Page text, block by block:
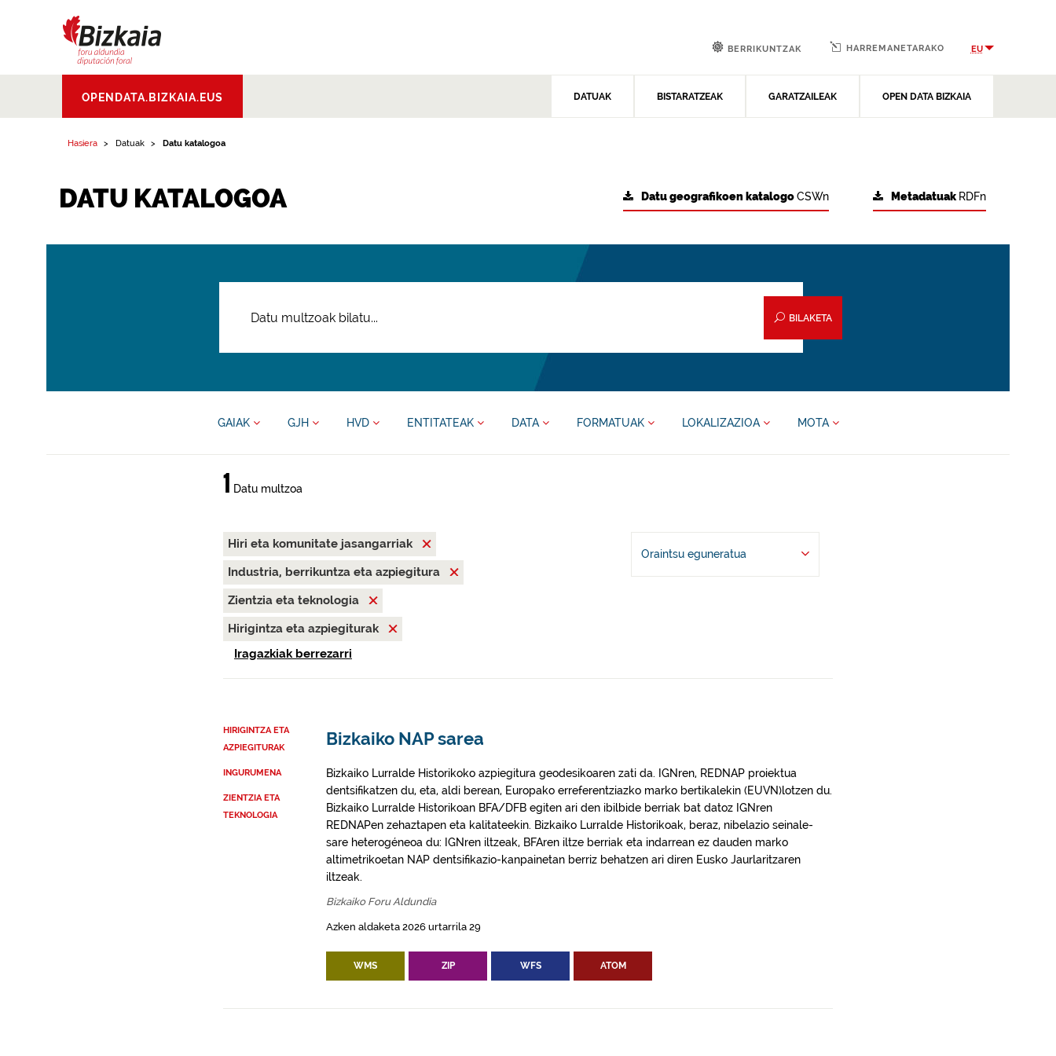
Aldundia.Diputacion
Foral de Bizkaia
OPENDATA.BIZKAIA.EUS DATUAK BISTARATZEAK GARATZAILEAK OPEN DATA BIZKAIA
BERRIKUNTZAK HARREMANETARAKO EU
Hasiera Datuak Datu katalogoa
DATU KATALOGOA Metadatuak RDFn
Datu geografikoen katalogoCSWn
BILAKETA
GAIAK GJH HVD ENTITATEAK DATA FORMATUAK LOKALIZAZIOA MOTA
1 Datu multzoa
Hiri eta komunitate jasangarriak
Industria, berrikuntza eta azpiegitura
Zientzia eta teknologia
Hirigintza eta azpiegiturak
Iragazkiak berrezarri
Oraintsu eguneratua
HIRIGINTZA ETA
AZPIEGITURAK
INGURUMENA
ZIENTZIA ETA
TEKNOLOGIA
Bizkaiko NAP sarea
Bizkaiko Lurralde Historikoko azpiegitura geodesikoaren zati da. IGNren, REDNAP proiektua
dentsifikatzen du, eta, aldi berean, Europako erreferentziazko marko bertikalekin (EUVN)lotzen du.
Bizkaiko Lurralde Historikoan BFA/DFB egiten ari den ibilbide berriak bat datoz IGNren
REDNAPen zehaztapen eta kalitateekin. Bizkaiko Lurralde Historikoak, beraz, nibelazio seinale-
sare heterogéneoa du: IGNren iltzeak, BFAren iltze berriak eta indarrean ez dauden marko
altimetrikoetan NAP dentsifikazio-kanpainetan berriz behatzen ari diren Eusko Jaurlaritzaren
iltzeak.
Bizkaiko Foru Aldundia
Azken aldaketa 2026 urtarrila 29
WMS ZIP WFS ATOM